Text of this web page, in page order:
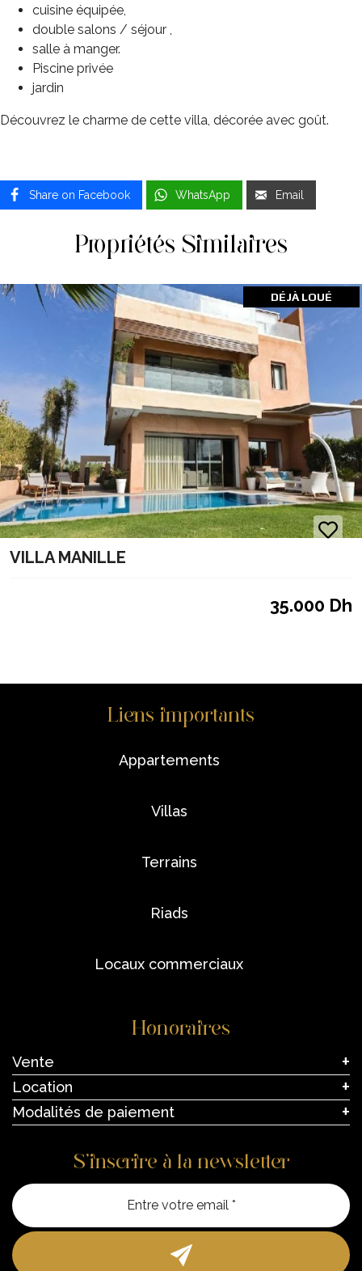
cuisine équipée,
double salons / séjour ,
salle à manger.
Piscine privée
jardin
Découvrez le charme de cette villa, décorée avec goût.
Share on Facebook WhatsApp Email
Propriétés Similaires
DÉJÀ LOUÉ
VILLA MANILLE
35.000 Dh
Liens importants
appartements
villas
terrains
riads
locaux commerciaux
Honoraires
Vente
Location
Modalités de paiement
S’inscrire à la newsletter
Entre